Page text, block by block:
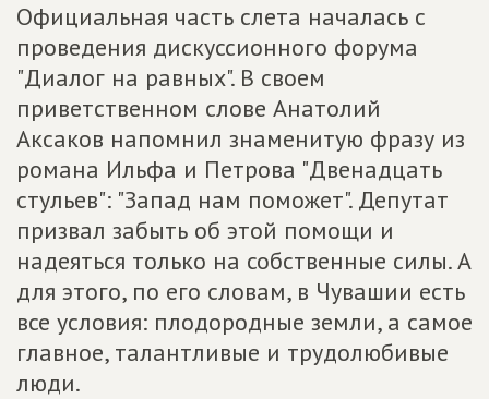
Официальная часть слета началась с
проведения дискуссионного форума
"Диалог на равных". В своем
приветственном слове Анатолий
Аксаков напомнил знаменитую фразу из
романа Ильфа и Петрова "Двенадцать
стульев": "Запад нам поможет". Депутат
призвал забыть об этой помощи и
надеяться только на собственные силы. А
для этого, по его словам, в Чувашии есть
все условия: плодородные земли, а самое
главное, талантливые и трудолюбивые
люди.